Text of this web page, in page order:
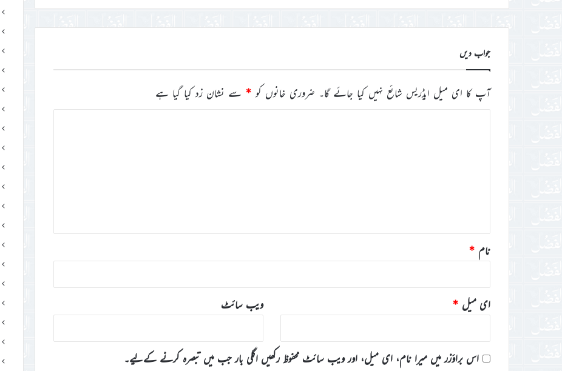
جواب دیں
آپ کا ای میل ایڈریس شائع نہیں کیا جائے گا۔ ضروری خانوں کو * سے نشان زد کیا گیا ہے
نام *
ای میل * ویب‌ سائٹ
اس براؤزر میں میرا نام، ای میل، اور ویب سائٹ محفوظ رکھیں اگلی بار جب میں تبصرہ کرنے کےلیے۔